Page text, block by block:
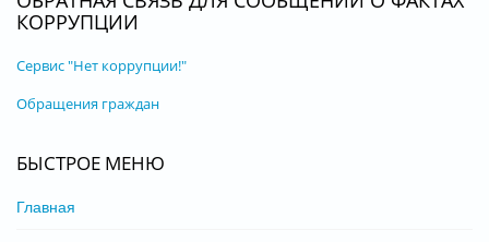
КОРРУПЦИИ
Сервис "Нет коррупции!"
Обращения граждан
БЫСТРОЕ МЕНЮ
Главная